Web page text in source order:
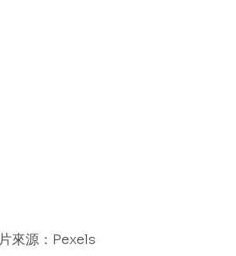
來源：Pexels